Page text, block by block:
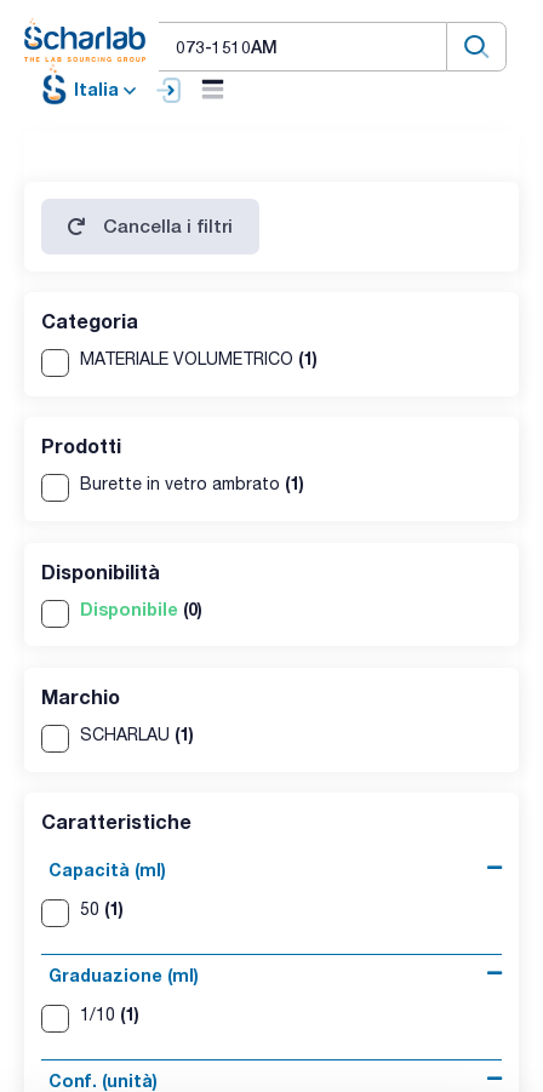
Italia
Cancella i filtri
Categoria
MATERIALE VOLUMETRICO (1)
Prodotti
Burette in vetro ambrato (1)
Disponibilità
Disponibile (0)
Marchio
SCHARLAU (1)
Caratteristiche
Capacità (ml)
50 (1)
Graduazione (ml)
1/10 (1)
Conf. (unità)